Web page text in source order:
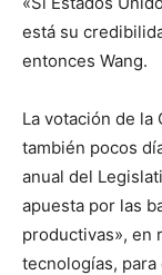
está su
entonces Wang.
La votación de la
también pocos
anual del
apuesta por las
productivas», en
tecnologías,